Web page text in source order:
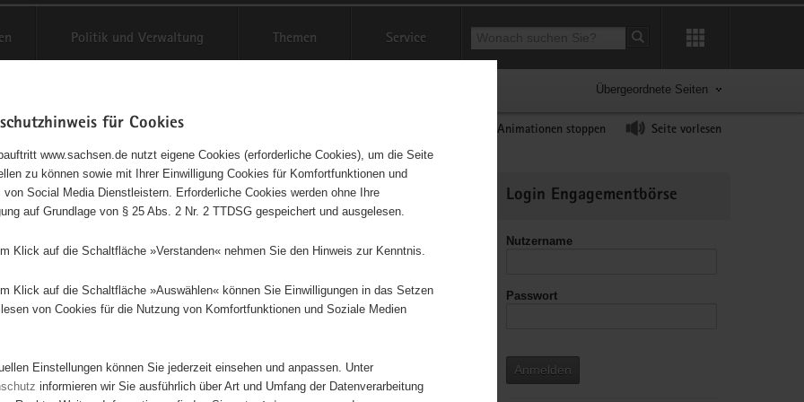
Politik und Verwaltung Themen Service Suchbegriff
Suche starten
Übergeordnete Seiten
Animationen stoppen Seite vorlesen
auf Karte anzeigen
Initiativen Projekte Nach Alphabet Nach Postleitzahl
634 Suchergebnisse
Informationen
Login Engagementbörse
Nutzername
Passwort
Anmelden
für Cookies
www.sachsen.de nutzt eigene Cookies (erforderliche Cookies), um die Seite
zu können sowie mit Ihrer Einwilligung Cookies für Komfortfunktionen und
von Social Media Dienstleistern. Erforderliche Cookies werden ohne Ihre
auf Grundlage von § 25 Abs. 2 Nr. 2 TTDSG gespeichert und ausgelesen.
Klick auf die Schaltfläche »Verstanden« nehmen Sie den Hinweis zur Kenntnis.
Klick auf die Schaltfläche »Auswählen« können Sie Einwilligungen in das Setzen
von Cookies für die Nutzung von Komfortfunktionen und Soziale Medien
Einstellungen können Sie jederzeit einsehen und anpassen. Unter
informieren wir Sie ausführlich über Art und Umfang der Datenverarbeitung